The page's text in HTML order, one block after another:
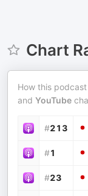
Chart
How this
and YouTube
#213
#1
#23